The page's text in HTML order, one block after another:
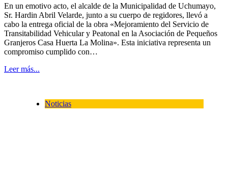
En un emotivo acto, el alcalde de la Municipalidad de Uchumayo,
Sr. Hardin Abril Velarde, junto a su cuerpo de regidores, llevó a
cabo la entrega oficial de la obra «Mejoramiento del Servicio de
Transitabilidad Vehicular y Peatonal en la Asociación de Pequeños
Granjeros Casa Huerta La Molina». Esta iniciativa representa un
compromiso cumplido con…
Leer más...
Noticias